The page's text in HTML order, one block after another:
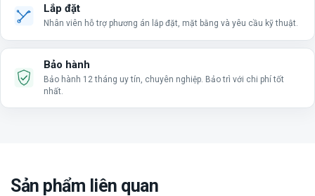
Lắp đặt
Nhân viên hỗ trợ phương án lắp đặt, mặt bằng và yêu cầu kỹ thuật.
Bảo hành
Bảo hành 12 tháng uy tín, chuyên nghiệp. Bảo trì với chi phí tốt
nhất.
Sản phẩm liên quan